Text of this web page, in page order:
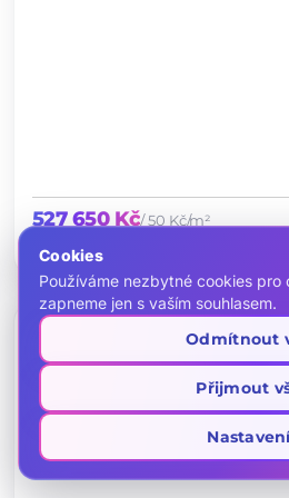
527 650 Kč/ 50 Kč/m²
PRODEJ
Prodej chaty 60 m²,
location_on13, Chomutov
Cookies
Používáme nezbytné cookies pro
zapneme jen s vaším souhlasem.
Odmítnout
Přijmout